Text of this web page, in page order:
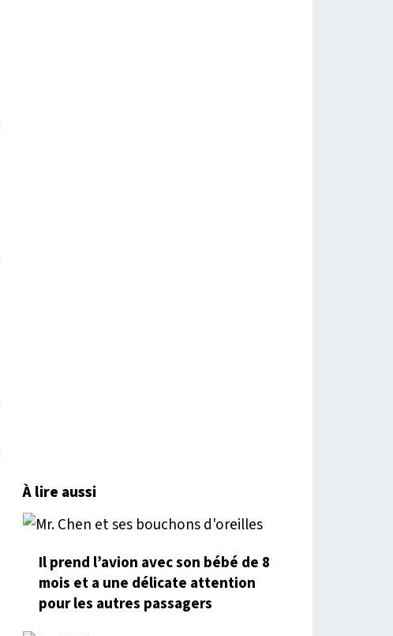
À lire aussi
Il prend l’avion avec son bébé de 8
mois et a une délicate attention
pour les autres passagers